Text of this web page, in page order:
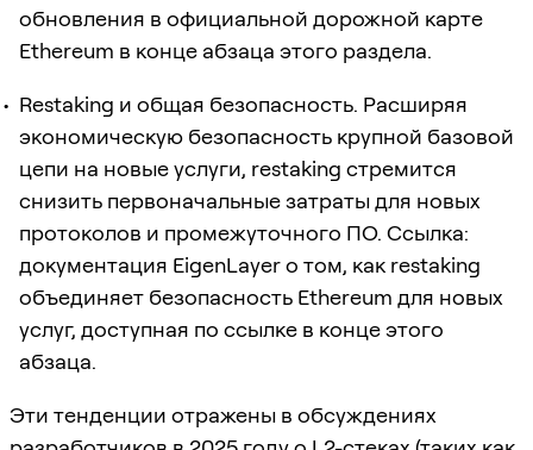
обновления в официальной дорожной карте
Ethereum в конце абзаца этого раздела.
Restaking и общая безопасность. Расширяя
экономическую безопасность крупной базовой
цепи на новые услуги, restaking стремится
снизить первоначальные затраты для новых
протоколов и промежуточного ПО. Ссылка:
документация EigenLayer о том, как restaking
объединяет безопасность Ethereum для новых
услуг, доступная по ссылке в конце этого
абзаца.
Эти тенденции отражены в обсуждениях